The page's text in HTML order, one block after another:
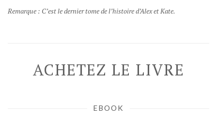
Remarque : C’est le dernier tome de l’histoire d’Alex et Kate.
ACHETEZ LE LIVRE
EBOOK